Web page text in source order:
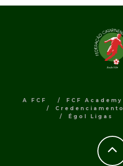
A FCF FCF Academy
Credenciamento
Égol Ligas